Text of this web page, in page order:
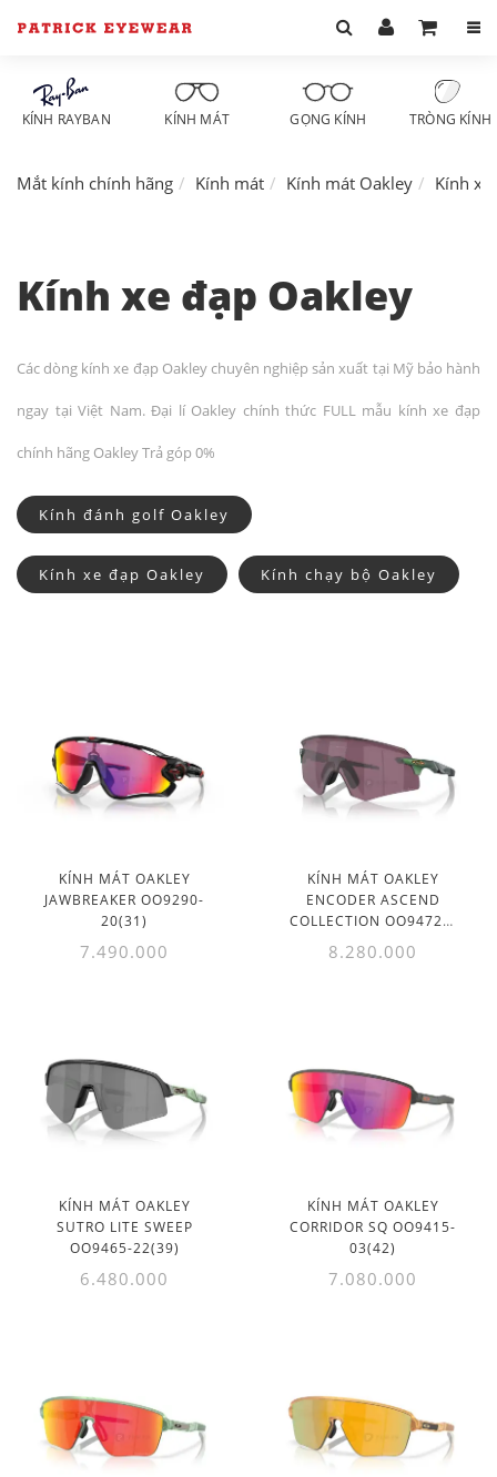
KÍNH RAYBAN KÍNH MÁT GỌNG KÍNH TRÒNG KÍNH
Mắt kính chính hãng Kính mát Kính mát Oakley Kính
Kính xe đạp Oakley
Các dòng kính xe đạp Oakley chuyên nghiệp sản xuất tại Mỹ bảo hành
ngay tại Việt Nam. Đại lí Oakley chính thức FULL mẫu kính xe đạp
chính hãng Oakley Trả góp 0%
Kính đánh golf Oakley
Kính xe đạp Oakley Kính chạy bộ Oakley
KÍNH MÁT OAKLEY
JAWBREAKER OO9290-
20(31)
7.490.000
KÍNH MÁT OAKLEY
ENCODER ASCEND
COLLECTION OO9472F-
13(39)
8.280.000
KÍNH MÁT OAKLEY
SUTRO LITE SWEEP
OO9465-22(39)
6.480.000
KÍNH MÁT OAKLEY
CORRIDOR SQ OO9415-
03(42)
7.080.000